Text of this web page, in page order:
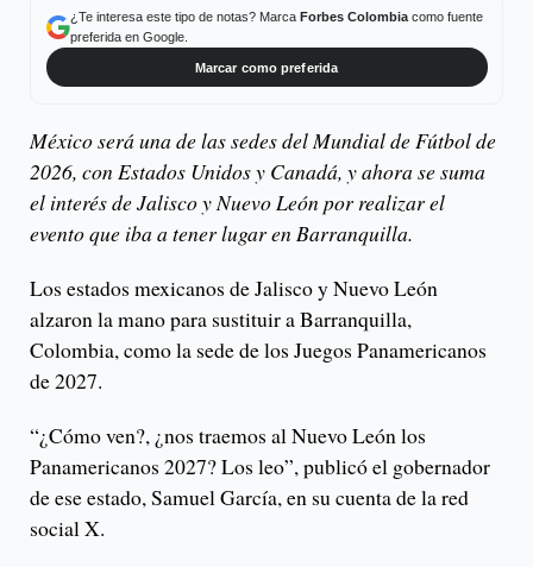
¿Te interesa este tipo de notas? Marca Forbes Colombiacomo fuente
preferida en Google.
Marcar como preferida
México será una de las sedes del Mundial de Fútbol de
2026, con Estados Unidos y Canadá, y ahora se suma
el interés de Jalisco y Nuevo León por realizar el
evento que iba a tener lugar en Barranquilla.
Los estados mexicanos de Jalisco y Nuevo León
alzaron la mano para sustituir a Barranquilla,
Colombia, como la sede de los Juegos Panamericanos
de 2027.
“¿Cómo ven?, ¿nos traemos al Nuevo León los
Panamericanos 2027? Los leo”, publicó el gobernador
de ese estado, Samuel García, en su cuenta de la red
social X.